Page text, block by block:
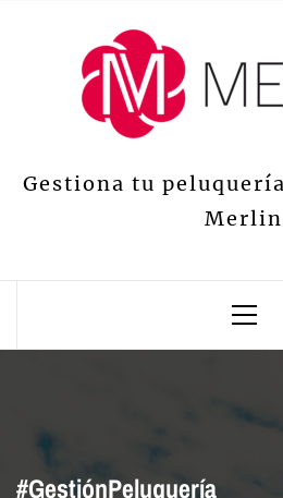
contenido
Gestiona tu
Merlin
#GestiónPeluquería